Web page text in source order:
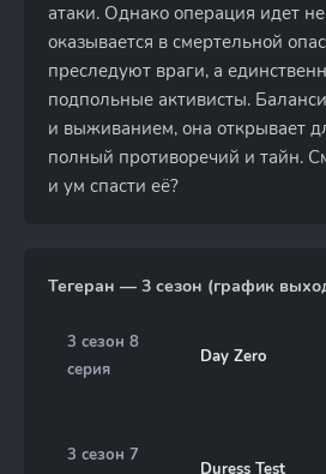
атаки. Однако операция идет
оказывается в смертельной
преследуют враги, а
подпольные активисты.
и выживанием, она открывает
полный противоречий и тайн.
и ум спасти её?
Тегеран — 3 сезон (график
3 сезон 8
серия
Day Zero
3 сезон 7
Duress Test